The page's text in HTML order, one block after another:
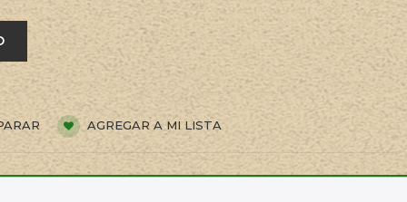
AGREGAR A MI LISTA